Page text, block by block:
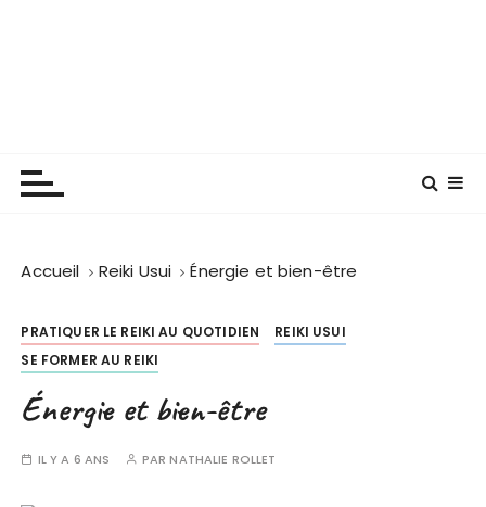
Accueil Reiki Usui Énergie et bien-être
PRATIQUER LE REIKI AU QUOTIDIEN
REIKI USUI
SE FORMER AU REIKI
Énergie et bien-être
IL Y A 6 ANS PARNATHALIE ROLLET